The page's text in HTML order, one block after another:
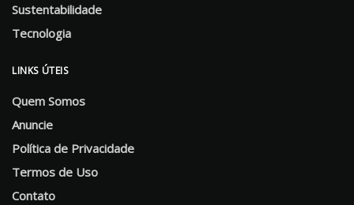
Sustentabilidade
Tecnologia
LINKS ÚTEIS
Quem Somos
Anuncie
Política de Privacidade
Termos de Uso
Contato